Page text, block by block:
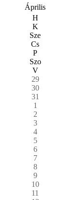
Április
H
K
Sze
Cs
P
Szo
V
29
30
31
1
2
3
4
5
6
7
8
9
10
11